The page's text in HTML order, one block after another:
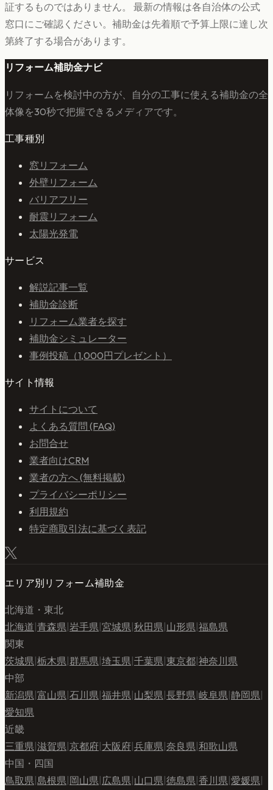
証するものではありません。 最新の情報は各自治体の公式
窓口にご確認ください。補助金は先着順で予算上限に達し次
第終了する場合があります。
リフォーム補助金ナビ
リフォームを検討中の方が、自分の工事に使える補助金の全
体像を30秒で把握できるメディアです。
工事種別
窓リフォーム
外壁リフォーム
バリアフリー
耐震リフォーム
太陽光発電
サービス
解説記事一覧
補助金診断
リフォーム業者を探す
補助金シミュレーター
事例投稿（1,000円プレゼント）
サイト情報
サイトについて
よくある質問 (FAQ)
お問合せ
業者向けCRM
業者の方へ (無料掲載)
プライバシーポリシー
利用規約
特定商取引法に基づく表記
エリア別リフォーム補助金
北海道・東北
北海道 青森県 岩手県 宮城県 秋田県 山形県 福島県
関東
茨城県 栃木県 群馬県 埼玉県 千葉県 東京都 神奈川県
中部
新潟県 富山県 石川県 福井県 山梨県 長野県 岐阜県 静岡県
愛知県
近畿
三重県 滋賀県 京都府 大阪府 兵庫県 奈良県 和歌山県
中国・四国
鳥取県 島根県 岡山県 広島県 山口県 徳島県 香川県 愛媛県